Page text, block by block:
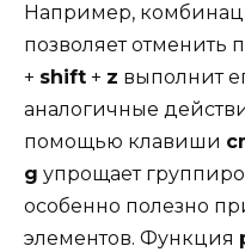
Например,
позволяет отменить
+ shift + z выполнит
аналогичные
помощью клавиши
g упрощает
особенно полезно
элементов. Функция